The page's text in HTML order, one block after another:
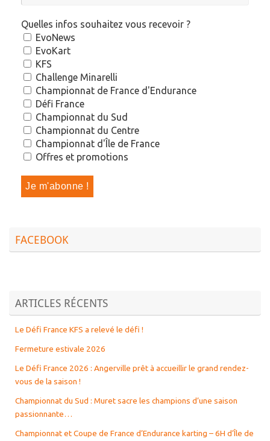
Quelles infos souhaitez vous recevoir ?
EvoNews
EvoKart
KFS
Challenge Minarelli
Championnat de France d'Endurance
Défi France
Championnat du Sud
Championnat du Centre
Championnat d'Île de France
Offres et promotions
FACEBOOK
ARTICLES RÉCENTS
Le Défi France KFS a relevé le défi !
Fermeture estivale 2026
Le Défi France 2026 : Angerville prêt à accueillir le grand rendez-
vous de la saison !
Championnat du Sud : Muret sacre les champions d’une saison
passionnante…
Championnat et Coupe de France d’Endurance karting – 6H d’Île de